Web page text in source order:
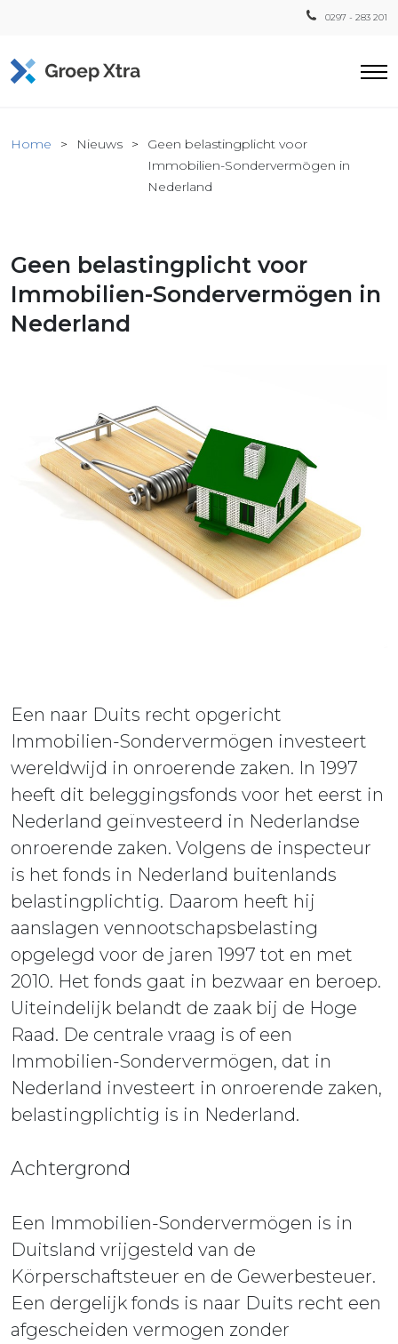
0297 - 283 201
Loon
Xtra
Home Nieuws
Geen belastingplicht voor
Immobilien-Sondervermögen in
Nederland
Geen belastingplicht voor
Immobilien-Sondervermögen in
Nederland
Een naar Duits recht opgericht
Immobilien-Sondervermögen investeert
wereldwijd in onroerende zaken. In 1997
heeft dit beleggingsfonds voor het eerst in
Nederland geïnvesteerd in Nederlandse
onroerende zaken. Volgens de inspecteur
is het fonds in Nederland buitenlands
belastingplichtig. Daarom heeft hij
aanslagen vennootschapsbelasting
opgelegd voor de jaren 1997 tot en met
2010. Het fonds gaat in bezwaar en beroep.
Uiteindelijk belandt de zaak bij de Hoge
Raad. De centrale vraag is of een
Immobilien-Sondervermögen, dat in
Nederland investeert in onroerende zaken,
belastingplichtig is in Nederland.
Achtergrond
Een Immobilien-Sondervermögen is in
Duitsland vrijgesteld van de
Körperschaftsteuer en de Gewerbesteuer.
Een dergelijk fonds is naar Duits recht een
afgescheiden vermogen zonder